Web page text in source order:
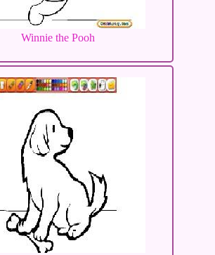
Winnie the Pooh